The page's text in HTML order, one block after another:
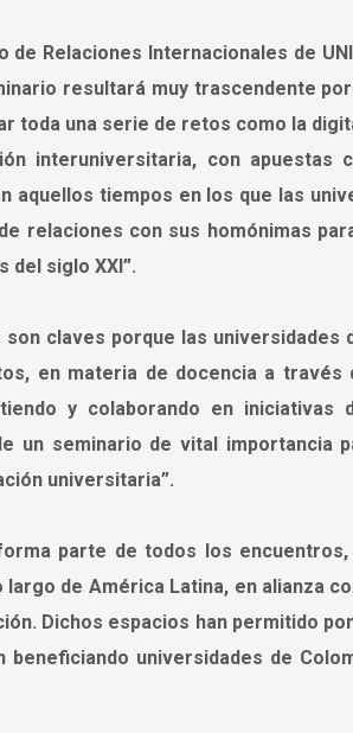
Relaciones Internacionales de
resultará muy trascendente
toda una serie de retos como la
interuniversitaria, con apuestas
aquellos tiempos en los que las
relaciones con sus homónimas
del siglo XXI”.
son claves porque las
en materia de docencia a
y colaborando en iniciativas
un seminario de vital importancia
universitaria”.
parte de todos los
largo de América Latina, en alianza
Dichos espacios han permitido
universidades de